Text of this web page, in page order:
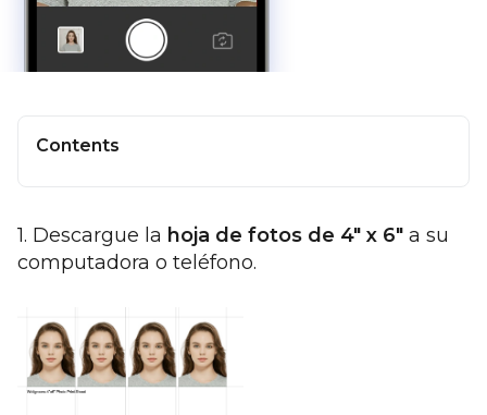
Contents
1. Descargue la hoja de fotos de 4" x 6" a su
computadora o teléfono.